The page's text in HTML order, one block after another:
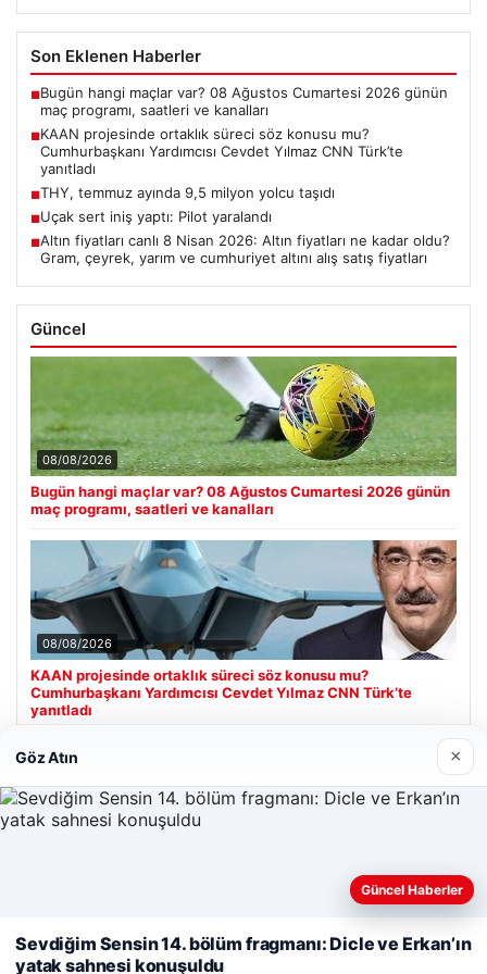
Son Eklenen Haberler
■Bugün hangi maçlar var? 08 Ağustos Cumartesi 2026 günün
maç programı, saatleri ve kanalları
■KAAN projesinde ortaklık süreci söz konusu mu?
Cumhurbaşkanı Yardımcısı Cevdet Yılmaz CNN Türk’te
yanıtladı
■THY, temmuz ayında 9,5 milyon yolcu taşıdı
■Uçak sert iniş yaptı: Pilot yaralandı
■Altın fiyatları canlı 8 Nisan 2026: Altın fiyatları ne kadar oldu?
Gram, çeyrek, yarım ve cumhuriyet altını alış satış fiyatları
Güncel
08/08/2026
Bugün hangi maçlar var? 08 Ağustos Cumartesi 2026 günün
maç programı, saatleri ve kanalları
08/08/2026
KAAN projesinde ortaklık süreci söz konusu mu?
Cumhurbaşkanı Yardımcısı Cevdet Yılmaz CNN Türk’te
yanıtladı
Son Eklenen Firmalar
Web sitemizi nasıl kullandığınızı daha iyi anlayabilmek,
kullanıyoruz. Çerez Politikamız
Reddet Kabul Et
Göz Atın ×
Güncel Haberler
Sevdiğim Sensin 14. bölüm fragmanı: Dicle ve Erkan’ın
yatak sahnesi konuşuldu